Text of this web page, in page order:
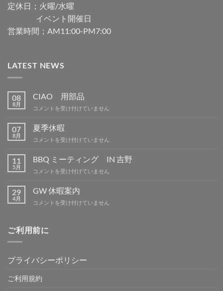
定休日；火曜/水曜
イベント開催日
営業時間；AM11:00-PM7:00
LATEST NEWS
08
8月
CIAO 用部品
CIAO
部
品
は
コメントを受け付けていません
07
8月
夏季休暇
夏
休
暇
は
コメントを受け付けていません
11
5月
BBQ ミーティング IN 吉野
BBQ
ー
テ
ィ
IN
コメントを受け付けていません
29
4月
GW 休暇案内
GW
案
内
コメントを受け付けていません
ご利用前に
プライバシーポリシー
ご利用規約